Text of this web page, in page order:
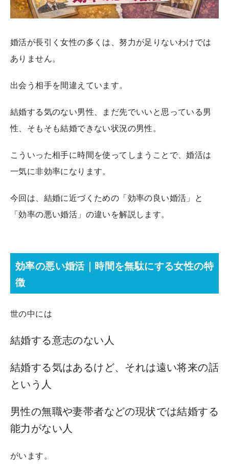
婚活が長引く女性の多くは、努力が足りないわけでは
ありません。
出会う相手を間違えています。
結婚する気のない男性、まだ先でいいと思っている男
性、そもそも結婚できない状況の男性。
こういった相手に時間を使ってしまうことで、婚活は
一気に非効率になります。
今回は、結婚に近づくための「効率の良い婚活」と
「効率の悪い婚活」の違いを解説します。
効率の悪い婚活｜時間を無駄にする女性の特
徴
世の中には
結婚する意志のない人
結婚する気はあるけど、それは遠い将来の話
という人
男性の無職や妻帯者などの現状では結婚する
能力がない人
がいます。